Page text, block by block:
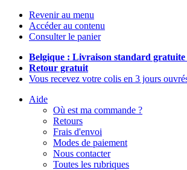
Revenir au menu
Accéder au contenu
Consulter le panier
Belgique : Livraison standard gratuite
Retour gratuit
Vous recevez votre colis en 3 jours
Aide
Où est ma commande ?
Retours
Frais d'envoi
Modes de paiement
Nous contacter
Toutes les rubriques